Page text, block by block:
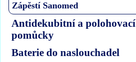
Zápěstí Sanomed
Antidekubitní a polohovací
pomůcky
Baterie do naslouchadel